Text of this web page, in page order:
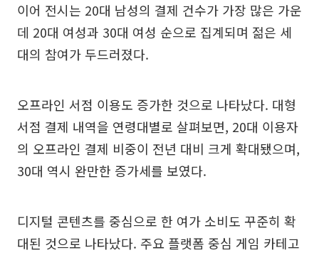
이어 전시는 20대 남성의 결제 건수가 가장 많은 가운
데 20대 여성과 30대 여성 순으로 집계되며 젊은 세
대의 참여가 두드러졌다.
오프라인 서점 이용도 증가한 것으로 나타났다. 대형
서점 결제 내역을 연령대별로 살펴보면, 20대 이용자
의 오프라인 결제 비중이 전년 대비 크게 확대됐으며,
30대 역시 완만한 증가세를 보였다.
디지털 콘텐츠를 중심으로 한 여가 소비도 꾸준히 확
대된 것으로 나타났다. 주요 플랫폼 중심 게임 카테고